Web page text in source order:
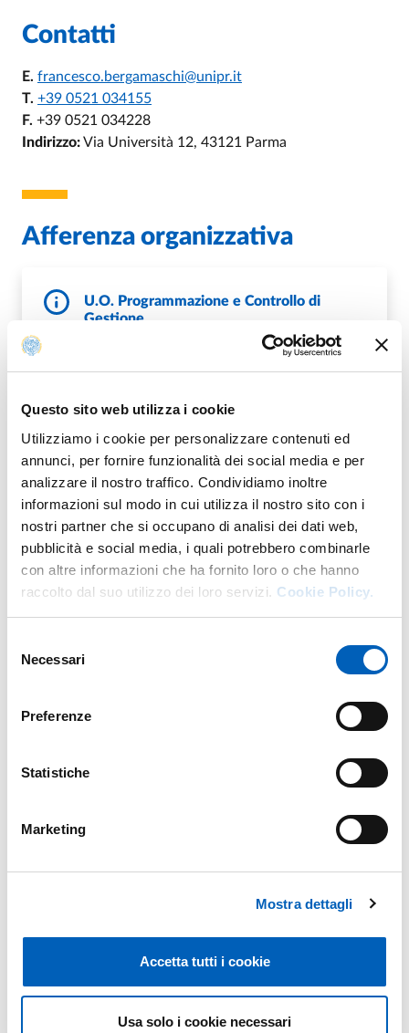
Questo sito web utilizza i cookie
Utilizziamo i cookie per personalizzare contenuti ed
annunci, per fornire funzionalità dei social media e per
analizzare il nostro traffico. Condividiamo inoltre
informazioni sul modo in cui utilizza il nostro sito con i
nostri partner che si occupano di analisi dei dati web,
pubblicità e social media, i quali potrebbero combinarle
con altre informazioni che ha fornito loro o che hanno
raccolto dal suo utilizzo dei loro servizi. Cookie Policy.
delNecessari
Preferenze
Statistiche
Marketing
Mostra dettagli
Accetta tutti i cookie
Usa solo i cookie necessari
Contatti
E. francesco.bergamaschi@unipr.it
T. +39 0521 034155
F. +39 0521 034228
Indirizzo:Via Università 12, 43121 Parma
Afferenza organizzativa
U.O. Programmazione e Controllo di
Gestione
VAI ALLA SCHEDADI U.O. PROGRAMMAZIONE E
Altro personale della struttura a questo
indirizzo
Personale tecnico amministrativo